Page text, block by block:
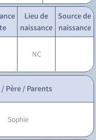
Lieu de
naissance
Source de
naissance
NC
/ Père / Parents
Sophie